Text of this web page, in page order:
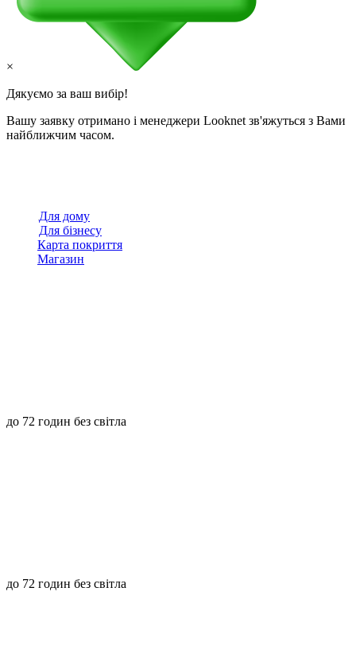
×
Дякуємо за ваш вибір!
Вашу заявку отримано і менеджери Looknet зв'яжуться з Вами
найближчим часом.
Для дому
Для бізнесу
Карта покриття
Магазин
до 72 годин без світла
до 72 годин без світла